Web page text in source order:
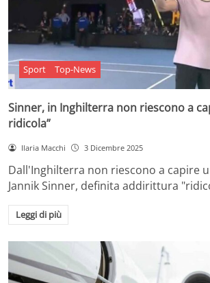
Sport Top-News
Sinner, in Inghilterra non riescono a
ridicola”
Ilaria Macchi 3 Dicembre 2025
Dall'Inghilterra non riescono a capire
Jannik Sinner, definita addirittura
Leggi di più